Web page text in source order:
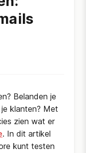
Belanden je
klanten? Met
zien wat er
. In dit artikel
kunt testen